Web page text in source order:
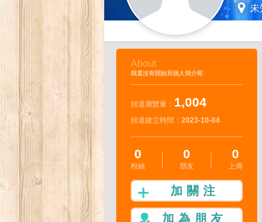
未
我還沒有開始寫個人簡介呢
頻道瀏覽量： 1,004
頻道建立時間： 2023-10-04
0
粉絲
0
朋友
0
上傳
加關注
加為朋友